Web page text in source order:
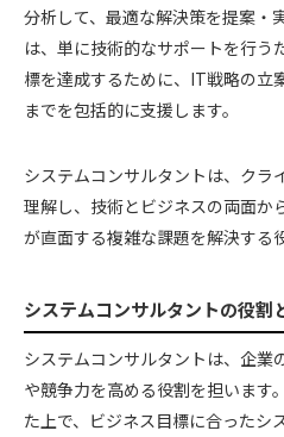
分析して、最適な解決策を提案・
は、単に技術的なサポートを行う
標を達成するために、IT戦略の立
までを包括的に支援します。
システムコンサルタントは、クラ
理解し、技術とビジネスの両面か
が直面する複雑な課題を解決する
システムコンサルタントの役割
システムコンサルタントは、企業
や競争力を高める役割を担います
た上で、ビジネス目標に合ったシ